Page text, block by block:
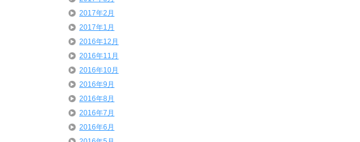
2017年2月
2017年1月
2016年12月
2016年11月
2016年10月
2016年9月
2016年8月
2016年7月
2016年6月